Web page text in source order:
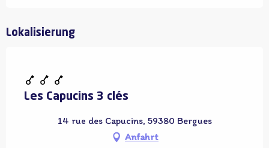
Lokalisierung
Les Capucins 3 clés
14 rue des Capucins, 59380 Bergues
Anfahrt